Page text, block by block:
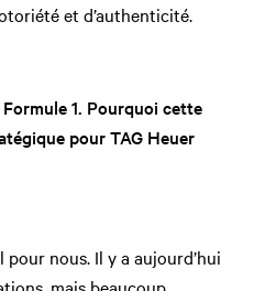
et d’authenticité.
1. Pourquoi cette
pour TAG Heuer
pour nous. Il y a aujourd’hui
mais beaucoup